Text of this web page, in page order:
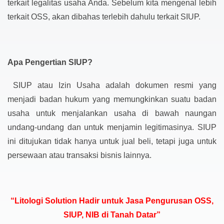
terkait legalitas usaha Anda. Sebelum kita mengenal lebih
terkait OSS, akan dibahas terlebih dahulu terkait SIUP.
Apa Pengertian SIUP?
SIUP atau Izin Usaha adalah dokumen resmi yang
menjadi badan hukum yang memungkinkan suatu badan
usaha untuk menjalankan usaha di bawah naungan
undang-undang dan untuk menjamin legitimasinya. SIUP
ini ditujukan tidak hanya untuk jual beli, tetapi juga untuk
persewaan atau transaksi bisnis lainnya.
“Litologi Solution Hadir untuk Jasa Pengurusan OSS,
SIUP, NIB di Tanah Datar”